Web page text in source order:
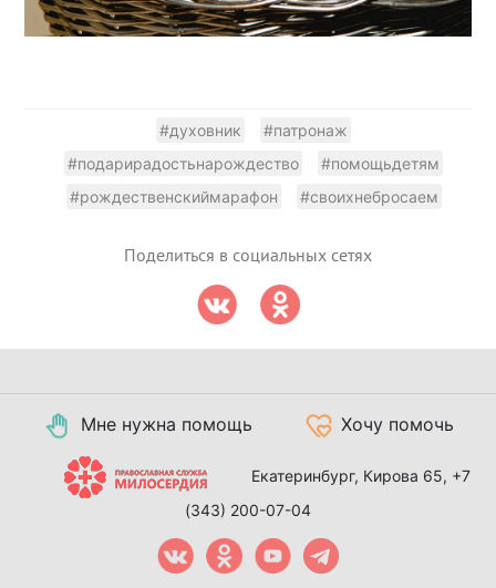
#духовник
#патронаж
#подарирадостьнарождество
#помощьдетям
#рождественскиймарафон
#своихнебросаем
Поделиться в социальных сетях
Мне нужна помощь Хочу помочь
Екатеринбург, Кирова 65, +7
(343) 200-07-04